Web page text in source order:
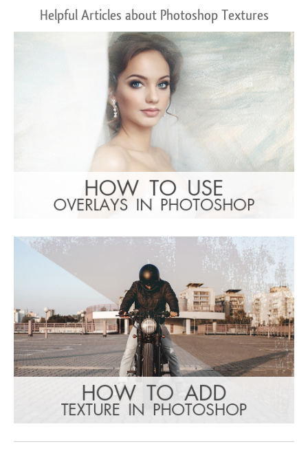
Helpful Articles about Photoshop Textures